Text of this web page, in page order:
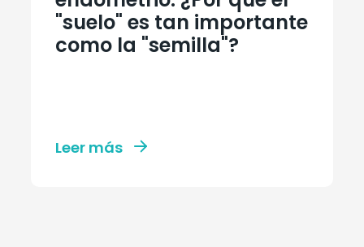
"suelo" es tan importante
como la "semilla"?
Leer más